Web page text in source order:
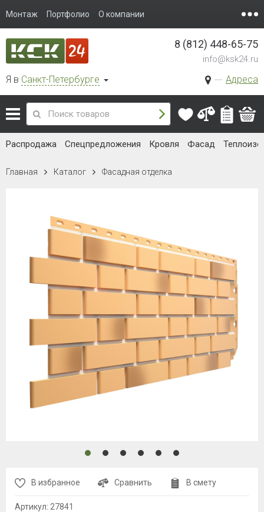
Монтаж Портфолио О компании
Я в Санкт-Петербурге Адреса
8 (812) 448-65-75
info@ksk24.ru
Распродажа Спецпредложения Кровля Фасад
Главная Каталог Фасадная отделка
В избранное Сравнить В смету
Артикул: 27841